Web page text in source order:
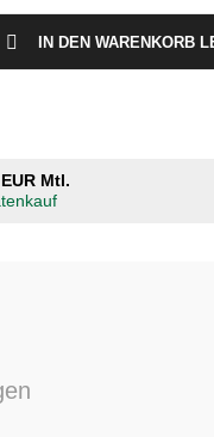
IN DEN WARENKORB
Mtl.